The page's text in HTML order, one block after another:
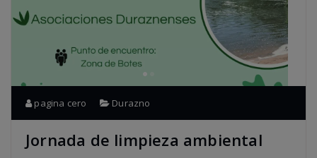
pagina cero Durazno
Jornada de limpieza ambiental